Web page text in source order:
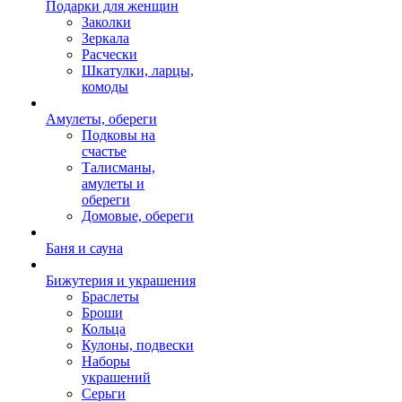
Подарки для женщин
Заколки
Зеркала
Расчески
Шкатулки, ларцы,
комоды
Амулеты, обереги
Подковы на
счастье
Талисманы,
амулеты и
обереги
Домовые, обереги
Баня и сауна
Бижутерия и украшения
Браслеты
Броши
Кольца
Кулоны, подвески
Наборы
украшений
Серьги